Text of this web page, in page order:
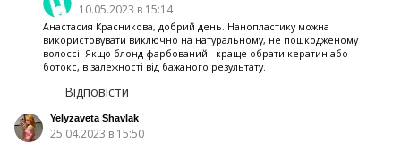
10.05.2023 в 15:14
Анастасия Красникова, добрий день. Нанопластику можна
використовувати виключно на натуральному, не пошкодженому
волоссі. Якщо блонд фарбований - краще обрати кератин або
ботокс, в залежності від бажаного результату.
Відповісти
Yelyzaveta Shavlak
25.04.2023 в 15:50